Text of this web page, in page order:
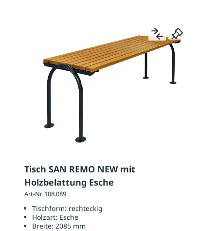
Tisch SAN REMO NEW mit
Holzbelattung Esche
Art-Nr. 108.089
Tischform: rechteckig
Holzart: Esche
Breite: 2085 mm